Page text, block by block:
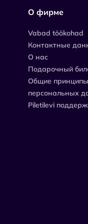
О фирме
Vabad töökohad
Контактные
О нас
Подарочный
Общие
персональных
Piletilevi